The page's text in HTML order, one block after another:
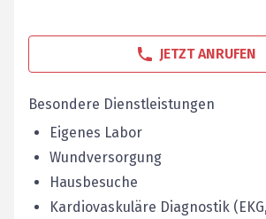
JETZT ANRUFEN
Besondere Dienstleistungen
Eigenes Labor
Wundversorgung
Hausbesuche
Kardiovaskuläre Diagnostik